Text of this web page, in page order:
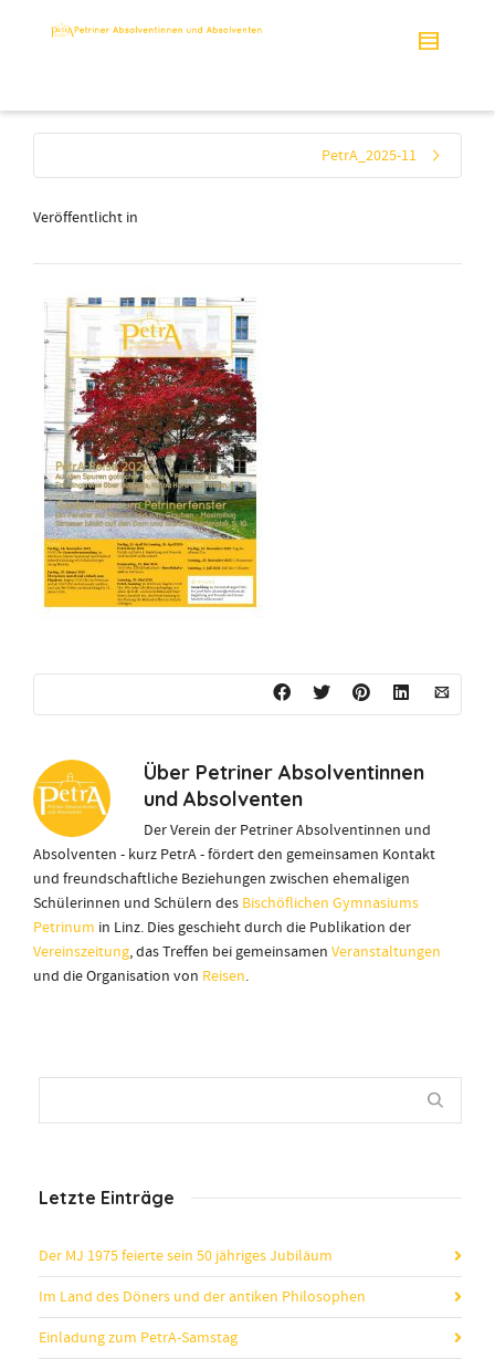
PetrA_2025-11
Veröffentlicht in
Über Petriner Absolventinnen
und Absolventen
Der Verein der Petriner Absolventinnen und
Absolventen - kurz PetrA - fördert den gemeinsamen Kontakt
und freundschaftliche Beziehungen zwischen ehemaligen
Schülerinnen und Schülern des Bischöflichen Gymnasiums
Petrinum in Linz. Dies geschieht durch die Publikation der
Vereinszeitung, das Treffen bei gemeinsamen Veranstaltungen
und die Organisation von Reisen.
Letzte Einträge
Der MJ 1975 feierte sein 50 jähriges Jubiläum
Im Land des Döners und der antiken Philosophen
Einladung zum PetrA-Samstag